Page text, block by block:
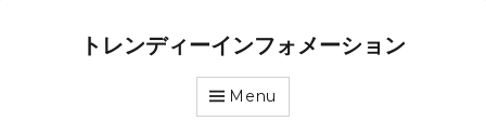
トレンディーインフォメーション
Menu